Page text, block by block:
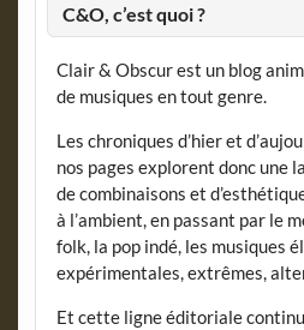
C&O, c’est quoi ?
Clair & Obscur est un blog
de musiques en tout genre.
Les chroniques d’hier et
nos pages explorent donc une
de combinaisons et
à l’ambient, en passant par le
folk, la pop indé, les musiques
expérimentales, extrêmes,
Et cette ligne éditoriale